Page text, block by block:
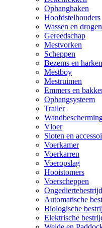
Ophanghaken
Hoofdstelhouders
Wassen en drogen
Gereedschap
Mestvorken
Scheppen
Bezems en harken
Mestboy
Mestruimen
Emmers en
Ophangsysteem
Trailer
Vloer
Sloten en
Voerkamer
Voerkarren
Voeropslag
Hooistomers
Voerscheppen
Automatische
Biologische
Elektrische